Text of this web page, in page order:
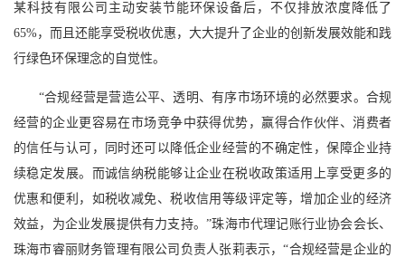
某科技有限公司主动安装节能环保设备后，不仅排放浓度降低了
65%，而且还能享受税收优惠，大大提升了企业的创新发展效能和践
行绿色环保理念的自觉性。
“合规经营是营造公平、透明、有序市场环境的必然要求。合规
经营的企业更容易在市场竞争中获得优势，赢得合作伙伴、消费者
的信任与认可，同时还可以降低企业经营的不确定性，保障企业持
续稳定发展。而诚信纳税能够让企业在税收政策适用上享受更多的
优惠和便利，如税收减免、税收信用等级评定等，增加企业的经济
效益，为企业发展提供有力支持。”珠海市代理记账行业协会会长、
珠海市睿丽财务管理有限公司负责人张莉表示，“合规经营是企业的